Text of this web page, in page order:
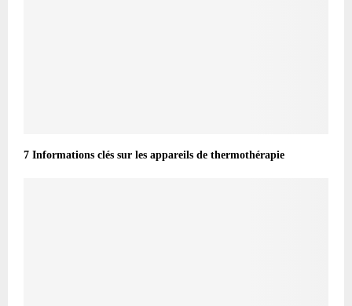
7 Informations clés sur les appareils de thermothérapie